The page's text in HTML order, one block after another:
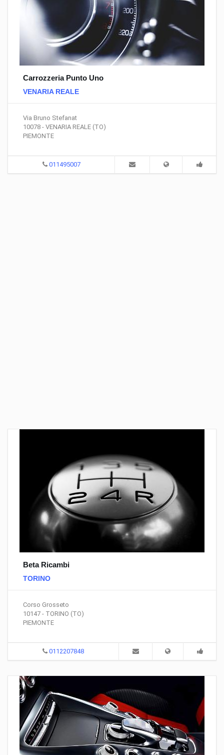
Carrozzeria Punto Uno
VENARIA REALE
Via Bruno Stefanat
10078 - VENARIA REALE (TO)
PIEMONTE
011495007
Beta Ricambi
TORINO
Corso Grosseto
10147 - TORINO (TO)
PIEMONTE
0112207848